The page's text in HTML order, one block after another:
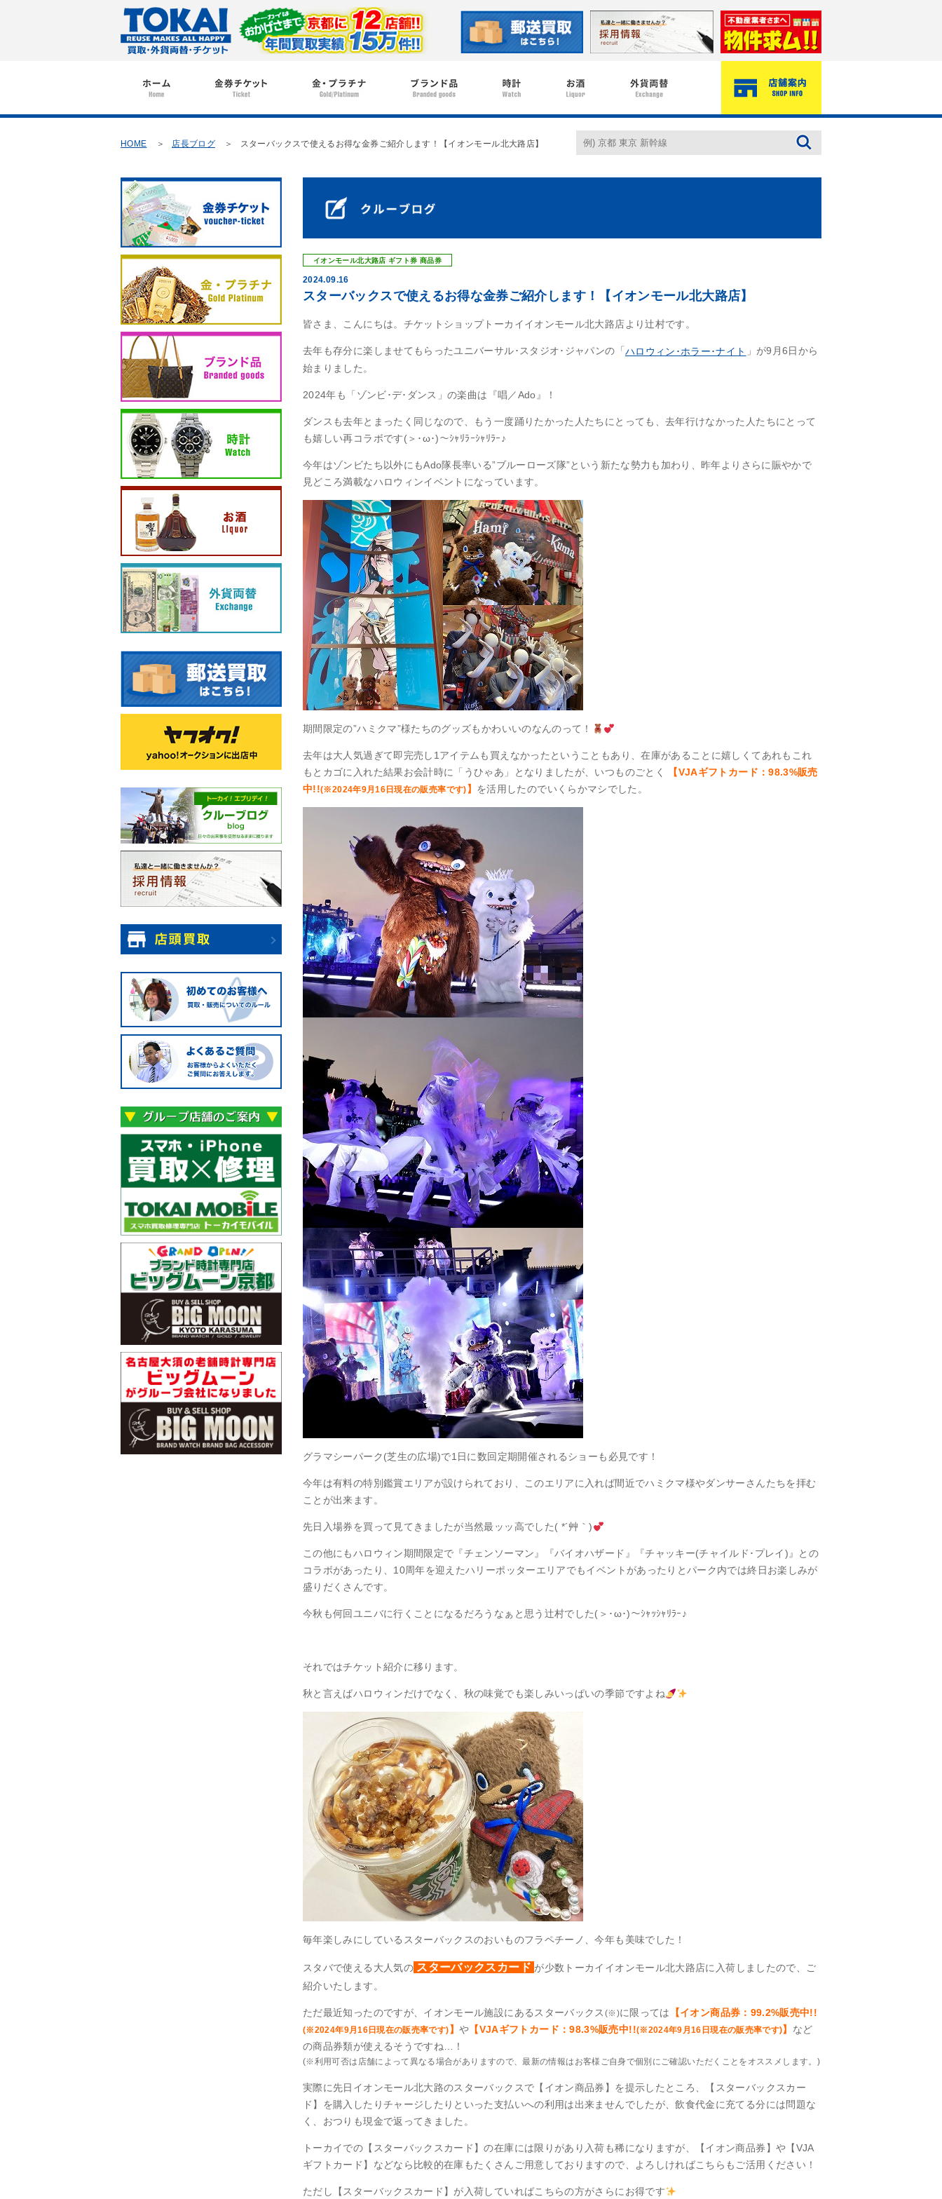
HOME 店長ブログ スターバックスで使えるお得な金券ご紹介します！【イオンモール北大路店】
イオンモール北大路店 ギフト券 商品券
2024.09.16
スターバックスで使えるお得な金券ご紹介します！【イオンモール北大路店】
皆さま、こんにちは。チケットショップトーカイイオンモール北大路店より辻村です。
去年も存分に楽しませてもらったユニバーサル･スタジオ･ジャパンの「 ハロウィン･ホラー･ナイト 」が9月6日から
始まりました。
2024年も「ゾンビ･デ･ダンス」の楽曲は『唱／Ado』！
ダンスも去年とまったく同じなので、もう一度踊りたかった人たちにとっても、去年行けなかった人たちにとって
も嬉しい再コラボです(＞･ω･)～ｼｬﾘﾗｰｼｬﾘﾗｰ♪
今年はゾンビたち以外にもAdo隊長率いる”ブルーローズ隊”という新たな勢力も加わり、昨年よりさらに賑やかで
見どころ満載なハロウィンイベントになっています。
期間限定の”ハミクマ”様たちのグッズもかわいいのなんのって！
去年は大人気過ぎて即完売し1アイテムも買えなかったということもあり、在庫があることに嬉しくてあれもこれ
もとカゴに入れた結果お会計時に「うひゃあ」となりましたが、いつものごとく
【VJAギフトカード：98.3%販売
中!!(※2024年9月16日現在の販売率です) 】 を活用したのでいくらかマシでした。
グラマシーパーク(芝生の広場)で1日に数回定期開催されるショーも必見です！
今年は有料の特別鑑賞エリアが設けられており、このエリアに入れば間近でハミクマ様やダンサーさんたちを拝む
ことが出来ます。
先日入場券を買って見てきましたが当然最ッッ高でした( *´艸｀)
この他にもハロウィン期間限定で『チェンソーマン』『バイオハザード』『チャッキー(チャイルド･プレイ)』との
コラボがあったり、10周年を迎えたハリーポッターエリアでもイベントがあったりとパーク内では終日お楽しみが
盛りだくさんです。
今秋も何回ユニバに行くことになるだろうなぁと思う辻村でした(＞･ω･)～ｼｬｯｼｬﾘﾗｰ♪
それではチケット紹介に移ります。
秋と言えばハロウィンだけでなく、秋の味覚でも楽しみいっぱいの季節ですよね
毎年楽しみにしているスターバックスのおいものフラペチーノ、今年も美味でした！
スタバで使える大人気のスターバックスカード が少数トーカイイオンモール北大路店に入荷しましたので、ご
紹介いたします。
ただ最近知ったのですが、イオンモール施設にあるスターバックス (※)に限っては 【イオン商品券：99.2%販売中!!
(※2024年9月16日現在の販売率です) 】 や 【VJAギフトカード：98.3%販売中!!(※2024年9月16日現在の販売率です)】 など
の商品券類が使えるそうですね…！
(※利用可否は店舗によって異なる場合がありますので、最新の情報はお客様ご自身で個別にご確認いただくことをオススメします。)
実際に先日イオンモール北大路のスターバックスで【イオン商品券】を提示したところ、【スターバックスカー
ド】を購入したりチャージしたりといった支払いへの利用は出来ませんでしたが、飲食代金に充てる分には問題な
く、おつりも現金で返ってきました。
トーカイでの【スターバックスカード】の在庫には限りがあり入荷も稀になりますが、【イオン商品券】や【VJA
ギフトカード】などなら比較的在庫もたくさんご用意しておりますので、よろしければこちらもご活用ください！
ただし【スターバックスカード】が入荷していればこちらの方がさらにお得です